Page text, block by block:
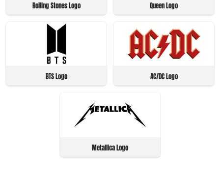
Rolling Stones Logo Queen Logo
BTS Logo AC/DC Logo
Metallica Logo